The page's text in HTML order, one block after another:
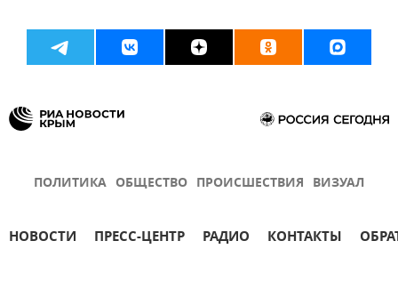
ПОЛИТИКА ОБЩЕСТВО ПРОИСШЕСТВИЯ ВИЗУАЛ
НОВОСТИ ПРЕСС-ЦЕНТР РАДИО КОНТАКТЫ